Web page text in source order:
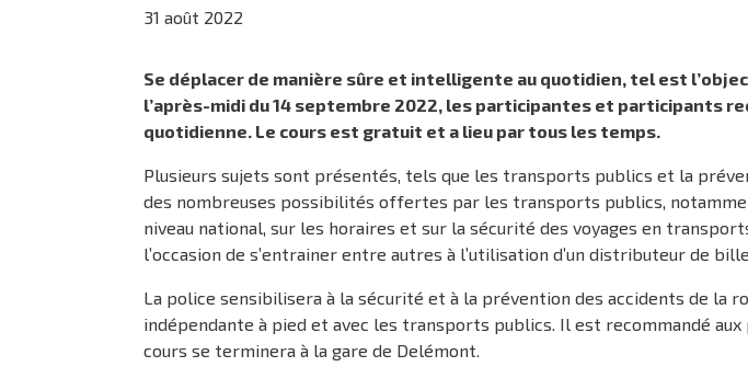
31 août 2022
Se déplacer de manière sûre et intelligente au quotidien, tel est
l’après-midi du 14 septembre 2022, les participantes et participants
quotidienne. Le cours est gratuit et a lieu par tous les temps.
Plusieurs sujets sont présentés, tels que les transports publics et la
des nombreuses possibilités offertes par les transports publics,
niveau national, sur les horaires et sur la sécurité des voyages en
l’occasion de s’entrainer entre autres à l’utilisation d’un distributeur de
La police sensibilisera à la sécurité et à la prévention des accidents de
indépendante à pied et avec les transports publics. Il est recommandé
cours se terminera à la gare de Delémont.